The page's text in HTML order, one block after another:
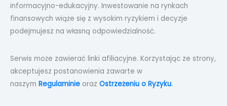
informacyjno-edukacyjny. Inwestowanie na rynkach
finansowych wiąże się z wysokim ryzykiem i decyzje
podejmujesz na własną odpowiedzialność.
Serwis może zawierać linki afiliacyjne. Korzystając ze strony,
akceptujesz postanowienia zawarte w
naszym Regulaminie oraz Ostrzeżeniu o Ryzyku.